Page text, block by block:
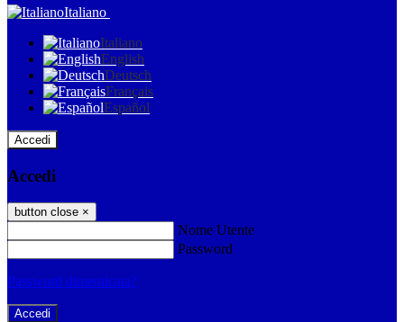
Italiano
Italiano
English
Deutsch
Français
Español
Accedi
Accedi
button close ×
Nome Utente
Password
Password dimenticata?